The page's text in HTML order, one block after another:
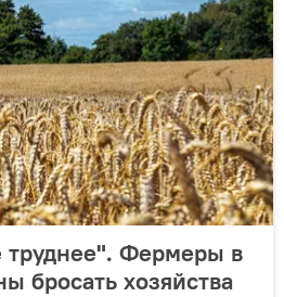
труднее". Фермеры в
бросать хозяйства